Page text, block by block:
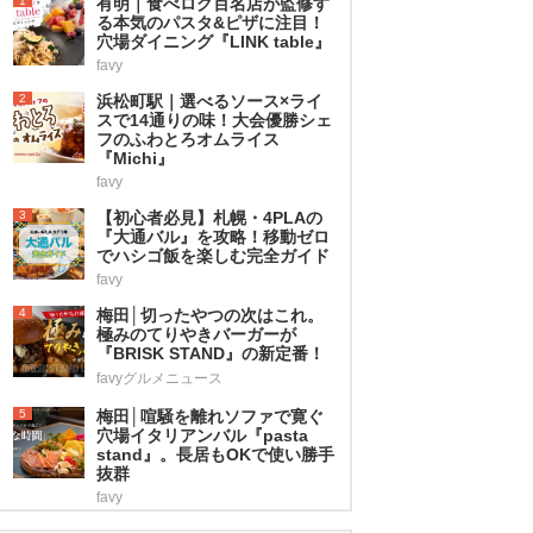
る本気のパスタ&ピザに注目！
穴場ダイニング『LINK table』
favy
2
浜松町駅｜選べるソース×ライ
スで14通りの味！大会優勝シェ
フのふわとろオムライス
『Michi』
favy
3
【初心者必見】札幌・4PLAの
『大通バル』を攻略！移動ゼロ
でハシゴ飯を楽しむ完全ガイド
favy
4
梅田│切ったやつの次はこれ。
極みのてりやきバーガーが
『BRISK STAND』の新定番！
favyグルメニュース
5
梅田│喧騒を離れソファで寛ぐ
穴場イタリアンバル『pasta
stand』。長居もOKで使い勝手
抜群
favy